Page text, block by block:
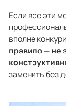
Если все эти
вполне
правило — не
заменить без